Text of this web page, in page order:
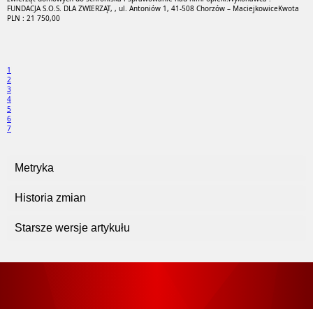
FUNDACJA S.O.S. DLA ZWIERZĄT, , ul. Antoniów 1, 41-508 Chorzów – MaciejkowiceKwota
PLN : 21 750,00
1
2
3
4
5
6
7
Metryka
Historia zmian
Starsze wersje artykułu